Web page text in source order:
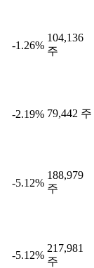
-1.26%
104,136
주
-2.19% 79,442 주
-5.12%
188,979
주
-5.12%
217,981
주